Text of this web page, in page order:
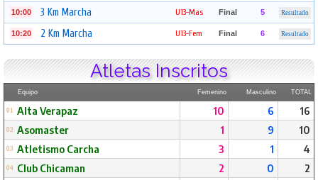
10:00 3 Km Marcha U13-Mas Final 5 Resultado
10:20 2 Km Marcha U13-Fem Final 6 Resultado
Atletas Inscritos
Equipo Femenino Masculino TOTAL
01 Alta Verapaz 10 6 16
02 Asomaster 1 9 10
03 Atletismo Carcha 3 1 4
04 Club Chicaman 2 0 2